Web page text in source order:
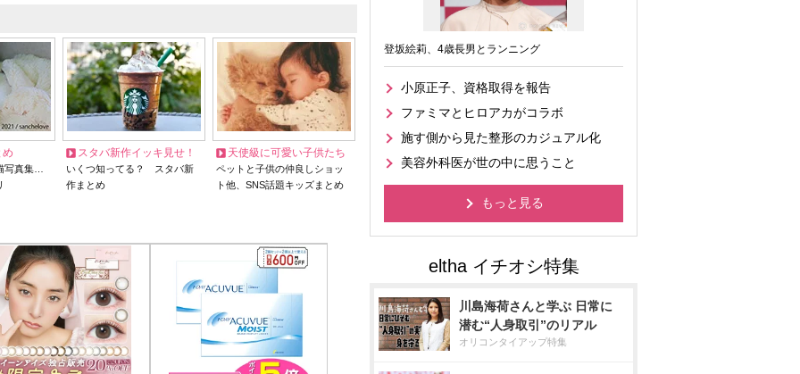
め
写真集…
スタバ新作イッキ見せ！
いくつ知ってる？ スタバ新
作まとめ
天使級に可愛い子供たち
ペットと子供の仲良しショッ
ト他、SNS話題キッズまとめ
登坂絵莉、4歳長男とランニング
小原正子、資格取得を報告
ファミマとヒロアカがコラボ
施す側から見た整形のカジュアル化
美容外科医が世の中に思うこと
もっと見る
川島海荷さんと学ぶ 日常に
潜む“人身取引”のリアル
オリコンタイアップ特集